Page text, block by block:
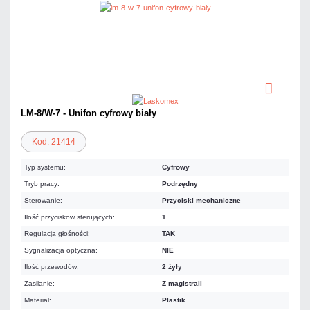
LM-8/W-7 - Unifon cyfrowy biały
Kod: 21414
Typ systemu: Cyfrowy
Tryb pracy: Podrzędny
Sterowanie: Przyciski mechaniczne
Ilość przyciskow sterujących: 1
Regulacja głośności: TAK
Sygnalizacja optyczna: NIE
Ilość przewodów: 2 żyły
Zasilanie: Z magistrali
Materiał: Plastik